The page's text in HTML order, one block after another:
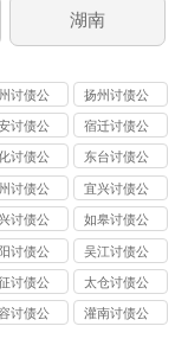
湖南
讨债公
扬州讨债公
司
讨债公
宿迁讨债公
司
讨债公
东台讨债公
司
讨债公
宜兴讨债公
司
讨债公
如皋讨债公
司
讨债公
吴江讨债公
司
讨债公
太仓讨债公
司
讨债公
灌南讨债公